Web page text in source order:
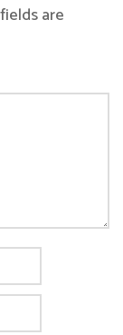
are